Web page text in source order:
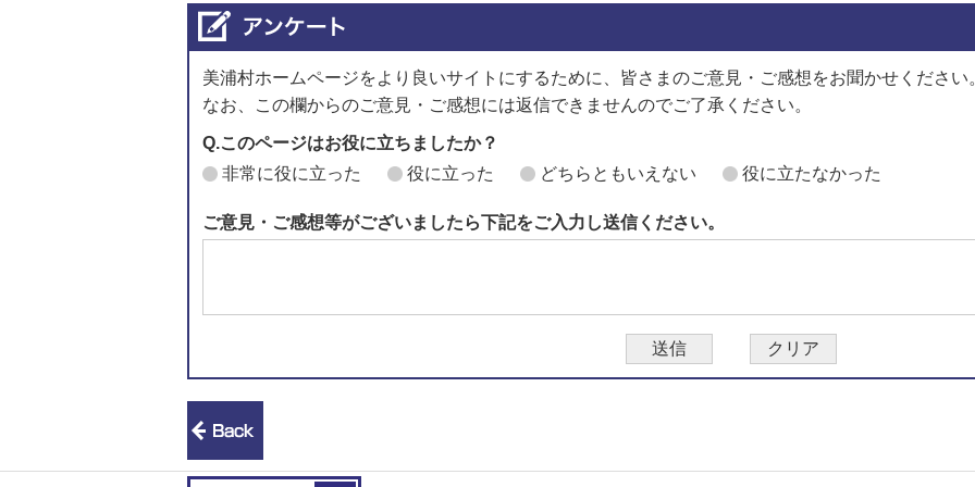
美浦村ホームページをより良いサイトにするために、皆さまのご意見・ご感想をお聞かせください
なお、この欄からのご意見・ご感想には返信できませんのでご了承ください。
Q.このページはお役に立ちましたか？
非常に役に立った
役に立った どちらともいえない 役に立たなかった
ご意見・ご感想等がございましたら下記をご入力し送信ください。